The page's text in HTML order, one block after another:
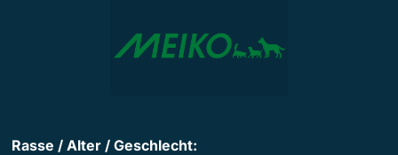
Rasse / Alter / Geschlecht: